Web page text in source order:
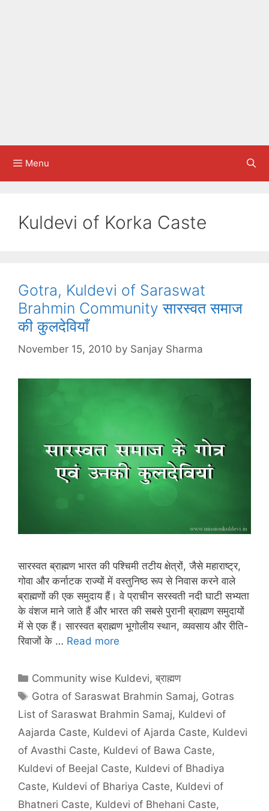
Menu
Kuldevi of Korka Caste
Gotra, Kuldevi of Saraswat
Brahmin Community सारस्वत समाज
की कुलदेवियाँ
November 15, 2010 by Sanjay Sharma
सारस्वत ब्राह्मण भारत की पश्चिमी तटीय क्षेत्रों, जैसे महाराष्ट्र,
गोवा और कर्नाटक राज्यों में वस्तुनिष्ठ रूप से निवास करने वाले
ब्राह्मणों की एक समुदाय हैं। वे प्राचीन सरस्वती नदी घाटी सभ्यता
के वंशज माने जाते हैं और भारत की सबसे पुरानी ब्राह्मण समुदायों
में से एक हैं। सारस्वत ब्राह्मण भूगोलीय स्थान, व्यवसाय और रीति-
रिवाजों के … Read more
Categories
Community wise Kuldevi,ब्राह्मण
Tags
Gotra of Saraswat Brahmin Samaj, Gotras
List of Saraswat Brahmin Samaj, Kuldevi of
Aajarda Caste, Kuldevi of Ajarda Caste, Kuldevi
of Avasthi Caste, Kuldevi of Bawa Caste,
Kuldevi of Beejal Caste, Kuldevi of Bhadiya
Caste, Kuldevi of Bhariya Caste, Kuldevi of
Bhatneri Caste, Kuldevi of Bhehani Caste,